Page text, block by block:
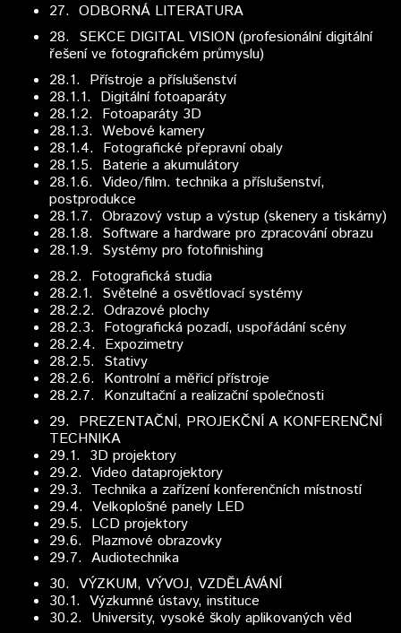
27. ODBORNÁ LITERATURA
28. SEKCE DIGITAL VISION (profesionální digitální
řešení ve fotografickém průmyslu)
28.1. Přístroje a příslušenství
28.1.1. Digitální fotoaparáty
28.1.2. Fotoaparáty 3D
28.1.3. Webové kamery
28.1.4. Fotografické přepravní obaly
28.1.5. Baterie a akumulátory
28.1.6. Video/film. technika a příslušenství,
postprodukce
28.1.7. Obrazový vstup a výstup (skenery a tiskárny)
28.1.8. Software a hardware pro zpracování obrazu
28.1.9. Systémy pro fotofinishing
28.2. Fotografická studia
28.2.1. Světelné a osvětlovací systémy
28.2.2. Odrazové plochy
28.2.3. Fotografická pozadí, uspořádání scény
28.2.4. Expozimetry
28.2.5. Stativy
28.2.6. Kontrolní a měřicí přístroje
28.2.7. Konzultační a realizační společnosti
29. PREZENTAČNÍ, PROJEKČNÍ A KONFERENČNÍ
TECHNIKA
29.1. 3D projektory
29.2. Video dataprojektory
29.3. Technika a zařízení konferenčních místností
29.4. Velkoplošné panely LED
29.5. LCD projektory
29.6. Plazmové obrazovky
29.7. Audiotechnika
30. VÝZKUM, VÝVOJ, VZDĚLÁVÁNÍ
30.1. Výzkumné ústavy, instituce
30.2. University, vysoké školy aplikovaných věd